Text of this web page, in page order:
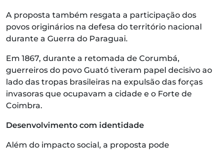
A proposta também resgata a participação dos
povos originários na defesa do território nacional
durante a Guerra do Paraguai.
Em 1867, durante a retomada de Corumbá,
guerreiros do povo Guató tiveram papel decisivo ao
lado das tropas brasileiras na expulsão das forças
invasoras que ocupavam a cidade e o Forte de
Coimbra.
Desenvolvimento com identidade
Além do impacto social, a proposta pode